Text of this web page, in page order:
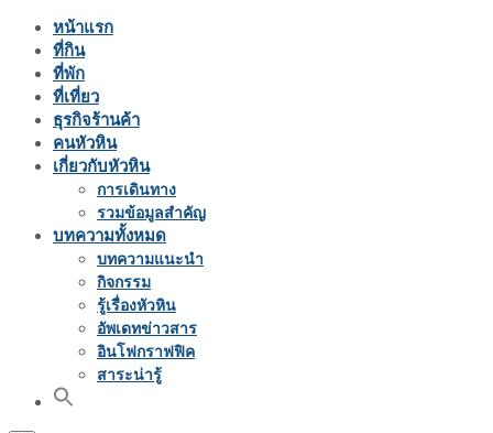
หน้าแรก
ที่กิน
ที่พัก
ที่เที่ยว
ธุรกิจร้านค้า
คนหัวหิน
เกี่ยวกับหัวหิน
การเดินทาง
รวมข้อมูลสำคัญ
บทความทั้งหมด
บทความแนะนำ
กิจกรรม
รู้เรื่องหัวหิน
อัพเดทข่าวสาร
อินโฟกราฟฟิค
สาระน่ารู้